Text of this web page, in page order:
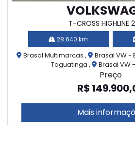
T-CROSS HIGHLINE
28.640 km
Brasal Multimarcas , Brasal VW -
Taguatinga ,
Brasal VW
Preço
R$
Mais